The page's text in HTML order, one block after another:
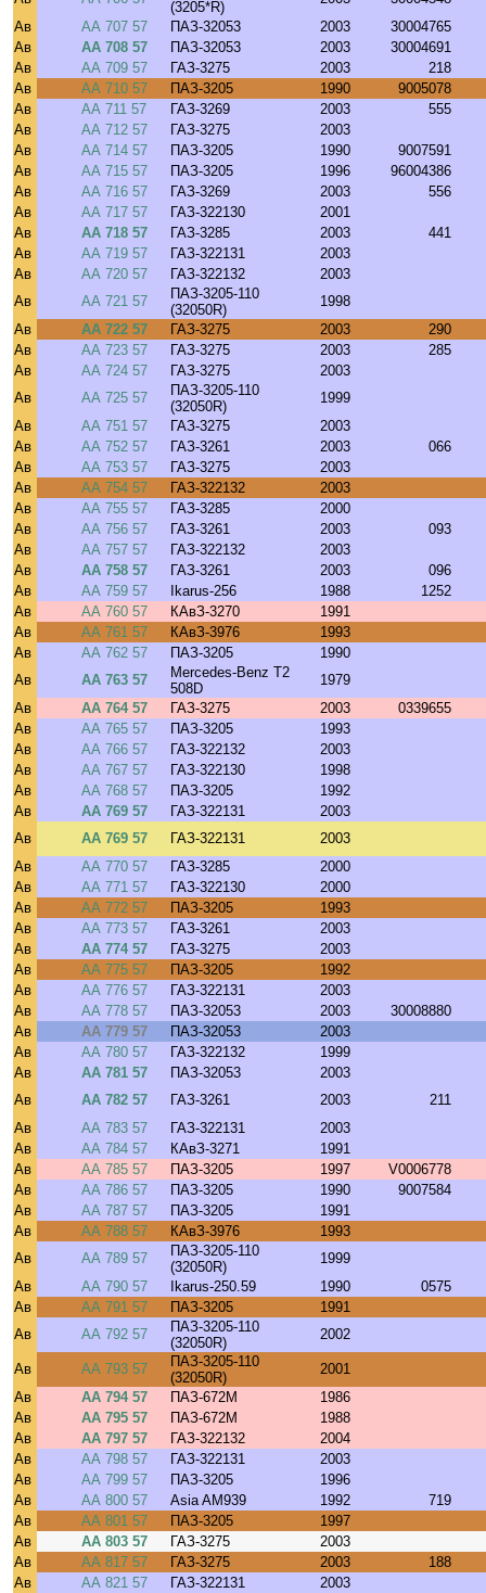
(3205*R)
Ав
АА 707 57 ПАЗ-32053 2003
30004765
Ав
АА 708 57 ПАЗ-32053 2003
30004691
Ав
АА 709 57 ГАЗ-3275 2003
218
Ав
АА 710 57 ПАЗ-3205 1990
9005078
Ав
АА 711 57 ГАЗ-3269 2003
555
Ав
АА 712 57 ГАЗ-3275
2003
Ав
АА 714 57 ПАЗ-3205 1990
9007591
Ав
АА 715 57 ПАЗ-3205 1996
96004386
Ав
АА 716 57 ГАЗ-3269 2003
556
Ав
АА 717 57 ГАЗ-322130
2001
Ав
АА 718 57 ГАЗ-3285 2003
441
Ав
АА 719 57 ГАЗ-322131
2003
Ав
АА 720 57 ГАЗ-322132
2003
Ав
АА 721 57
ПАЗ-3205-110
(32050R)
1998
Ав
АА 722 57 ГАЗ-3275 2003
290
Ав
АА 723 57 ГАЗ-3275 2003
285
Ав
АА 724 57 ГАЗ-3275
2003
Ав
АА 725 57
ПАЗ-3205-110
(32050R)
1999
Ав
АА 751 57 ГАЗ-3275
2003
Ав
АА 752 57 ГАЗ-3261 2003
066
Ав
АА 753 57 ГАЗ-3275
2003
Ав
АА 754 57 ГАЗ-322132
2003
Ав
АА 755 57 ГАЗ-3285
2000
Ав
АА 756 57 ГАЗ-3261 2003
093
Ав
АА 757 57 ГАЗ-322132
2003
Ав
АА 758 57 ГАЗ-3261 2003
096
Ав
АА 759 57 Ikarus-256 1988
1252
Ав
АА 760 57 КАвЗ-3270
1991
Ав
АА 761 57 КАвЗ-3976
1993
Ав
АА 762 57 ПАЗ-3205
1990
Ав
АА 763 57
Mercedes-Benz T2
508D
1979
Ав
АА 764 57 ГАЗ-3275 2003
0339655
Ав
АА 765 57 ПАЗ-3205
1993
Ав
АА 766 57 ГАЗ-322132
2003
Ав
АА 767 57 ГАЗ-322130
1998
Ав
АА 768 57 ПАЗ-3205
1992
Ав
АА 769 57 ГАЗ-322131
2003
Ав
АА 769 57 ГАЗ-322131
2003
Ав
АА 770 57 ГАЗ-3285
2000
Ав
АА 771 57 ГАЗ-322130
2000
Ав
АА 772 57 ПАЗ-3205
1993
Ав
АА 773 57 ГАЗ-3261
2003
Ав
АА 774 57 ГАЗ-3275
2003
Ав
АА 775 57 ПАЗ-3205
1992
Ав
АА 776 57 ГАЗ-322131
2003
Ав
АА 778 57 ПАЗ-32053 2003
30008880
Ав
АА 779 57 ПАЗ-32053
2003
Ав
АА 780 57 ГАЗ-322132
1999
Ав
АА 781 57 ПАЗ-32053
2003
Ав
АА 782 57 ГАЗ-3261 2003
211
Ав
АА 783 57 ГАЗ-322131
2003
Ав
АА 784 57 КАвЗ-3271
1991
Ав
АА 785 57 ПАЗ-3205 1997
V0006778
Ав
АА 786 57 ПАЗ-3205 1990
9007584
Ав
АА 787 57 ПАЗ-3205
1991
Ав
АА 788 57 КАвЗ-3976
1993
Ав
АА 789 57
ПАЗ-3205-110
(32050R)
1999
Ав
АА 790 57 Ikarus-250.59 1990
0575
Ав
АА 791 57 ПАЗ-3205
1991
Ав
АА 792 57
ПАЗ-3205-110
(32050R)
2002
Ав АА 793 57
ПАЗ-3205-110
(32050R)
2001
Ав
АА 794 57 ПАЗ-672М
1986
Ав
АА 795 57 ПАЗ-672М
1988
Ав
АА 797 57 ГАЗ-322132
2004
Ав
АА 798 57 ГАЗ-322131
2003
Ав
АА 799 57 ПАЗ-3205
1996
Ав
АА 800 57 Asia AM939 1992
719
Ав
АА 801 57 ПАЗ-3205
1997
Ав
АА 803 57 ГАЗ-3275
2003
Ав
АА 817 57 ГАЗ-3275 2003
188
Ав
АА 821 57 ГАЗ-322131
2003